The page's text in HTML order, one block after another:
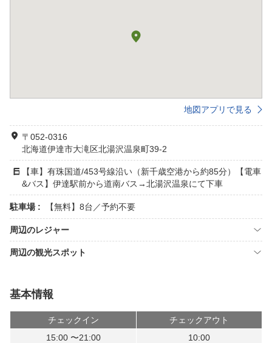
地図アプリで見る
〒052-0316
北海道伊達市大滝区北湯沢温泉町39-2
【車】有珠国道/453号線沿い（新千歳空港から約85分）【電車
&バス】伊達駅前から道南バス→北湯沢温泉にて下車
駐車場 : 【無料】8台／予約不要
周辺のレジャー
周辺の観光スポット
基本情報
チェックイン
チェックアウト
15:00 〜21:00
10:00